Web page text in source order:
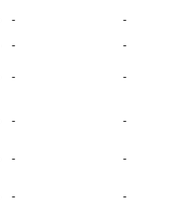
- -
- -
- -
- -
- -
- -